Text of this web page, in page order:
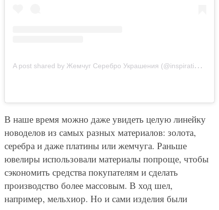
A
post shared by Жемчуг Серебро Украшения (@inspirationpearls)
В наше время можно даже увидеть целую линейку
новоделов из самых разных материалов: золота,
серебра и даже платины или жемчуга. Раньше
ювелиры использовали материалы попроще, чтобы
сэкономить средства покупателям и сделать
производство более массовым. В ход шел,
например, мельхиор. Но и сами изделия были